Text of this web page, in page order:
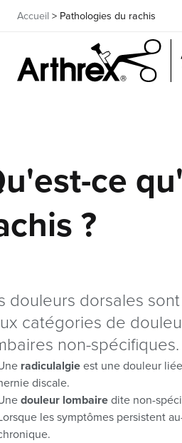
Accueil > Pathologies du rachis
ce
?
douleurs dorsales
catégories de
non-spécifiques.
radiculalgieest une douleur
discale.
douleur lombairedite non-
les symptômes persistent